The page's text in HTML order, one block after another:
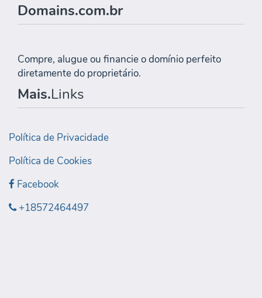
Domains.com.br
Compre, alugue ou financie o domínio perfeito
diretamente do proprietário.
Mais.Links
Política de Privacidade
Política de Cookies
Facebook
+18572464497